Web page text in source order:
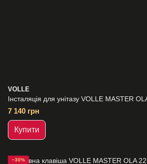
VOLLE
Інсталяція для унітазу VOLLE MASTER
7 140 грн
Купити
−30%